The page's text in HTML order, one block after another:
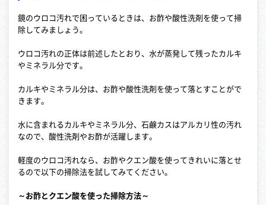
鏡のウロコ汚れで困っているときは、お酢や酸性洗剤を使って掃
除してみましょう。
ウロコ汚れの正体は前述したとおり、水が蒸発して残ったカルキ
やミネラル分です。
カルキやミネラル分は、お酢や酸性洗剤を使って落とすことがで
きます。
水に含まれるカルキやミネラル分、石鹸カスはアルカリ性の汚れ
なので、酸性洗剤やお酢が活躍します。
軽度のウロコ汚れなら、お酢やクエン酸を使ってきれいに落とせ
るので以下の掃除法を試してみてください。
～お酢とクエン酸を使った掃除方法～